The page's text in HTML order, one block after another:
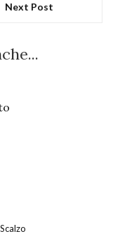
Next Post